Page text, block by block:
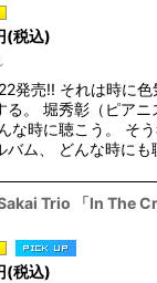
(税込)
発売!! それは時に
る。 堀秀彰（ピア
な時に聴こう。 そう
バム、 どんな時に
Trio 「In The
(税込)